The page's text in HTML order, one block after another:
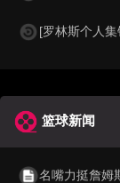
[罗林斯个人集
篮球新闻
名嘴力挺詹姆斯决